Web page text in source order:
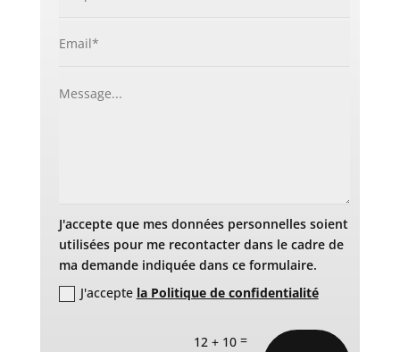
J'accepte que mes données personnelles soient
utilisées pour me recontacter dans le cadre de
ma demande indiquée dans ce formulaire.
J'accepte la Politique de confidentialité
12 + 10 =